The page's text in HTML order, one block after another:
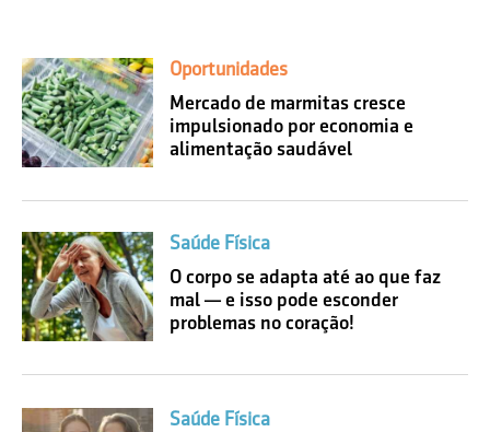
Oportunidades
Mercado de marmitas cresce
impulsionado por economia e
alimentação saudável
Saúde Física
O corpo se adapta até ao que faz
mal — e isso pode esconder
problemas no coração!
Saúde Física